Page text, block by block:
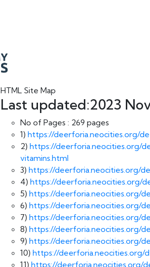
HTML Site Map
Last updated:2023
No of Pages : 269 pages
1) https://deerforia.neocities.org/
2) https://deerforia.neocities.org/
vitamins.html
3) https://deerforia.neocities.org/
4) https://deerforia.neocities.org/
5) https://deerforia.neocities.org/
6) https://deerforia.neocities.org/
7) https://deerforia.neocities.org/
8) https://deerforia.neocities.org/
9) https://deerforia.neocities.org/
10) https://
11) https://deerforia.neocities.org/